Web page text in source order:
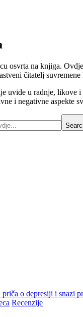
osvrta na knjiga.
čitatelj
uvide u radnje, likove i
i negativne aspekte
Recenzije